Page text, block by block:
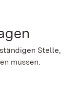
Stelle,
müssen.